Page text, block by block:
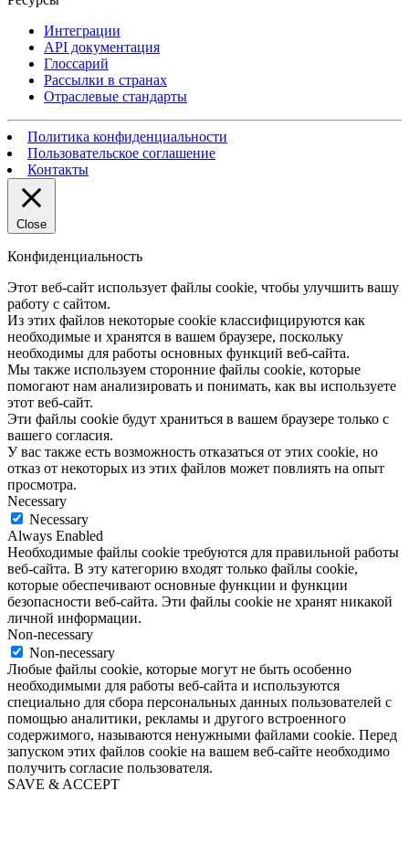
Интеграции
API документация
Глоссарий
Рассылки в странах
Отраслевые стандарты
Политика конфиденциальности
Пользовательское соглашение
Контакты
Close
Конфиденциальность
Этот веб-сайт использует файлы cookie, чтобы улучшить вашу
работу с сайтом.
Из этих файлов некоторые cookie классифицируются как
необходимые и хранятся в вашем браузере, поскольку
необходимы для работы основных функций веб-сайта.
Мы также используем сторонние файлы cookie, которые
помогают нам анализировать и понимать, как вы используете
этот веб-сайт.
Эти файлы cookie будут храниться в вашем браузере только с
вашего согласия.
У вас также есть возможность отказаться от этих cookie, но
отказ от некоторых из этих файлов может повлиять на опыт
просмотра.
Necessary
Necessary
Always Enabled
Необходимые файлы cookie требуются для правильной работы
веб-сайта. В эту категорию входят только файлы cookie,
которые обеспечивают основные функции и функции
безопасности веб-сайта. Эти файлы cookie не хранят никакой
личной информации.
Non-necessary
Non-necessary
Любые файлы cookie, которые могут не быть особенно
необходимыми для работы веб-сайта и используются
специально для сбора персональных данных пользователей с
помощью аналитики, рекламы и другого встроенного
содержимого, называются ненужными файлами cookie. Перед
запуском этих файлов cookie на вашем веб-сайте необходимо
получить согласие пользователя.
SAVE & ACCEPT